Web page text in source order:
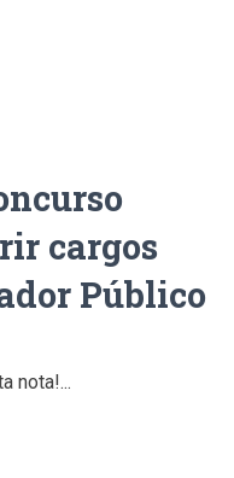
cargos
Público
nota!...